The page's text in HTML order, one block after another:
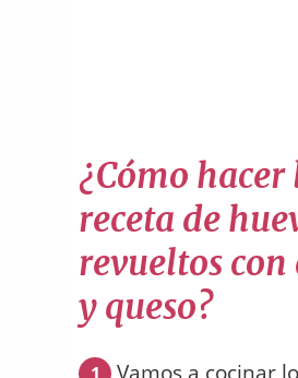
¿Cómo hacer
receta de
revueltos con
y queso?